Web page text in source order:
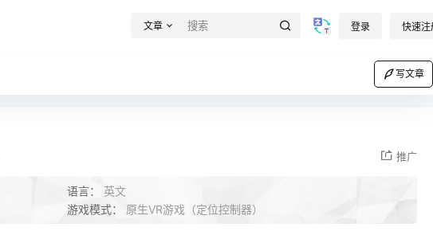
文章 登录 快速注
写文章
推广
语言： 英文
游戏模式： 原生VR游戏（定位控制器）